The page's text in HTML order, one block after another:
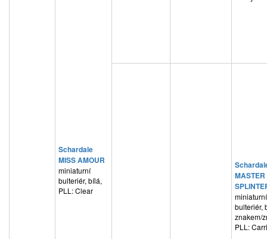
Schardale
MISS AMOUR
miniaturní
bulteriér, bílá,
PLL: Clear
MASTER
miniaturní
bulteriér,
znakem/
PLL: